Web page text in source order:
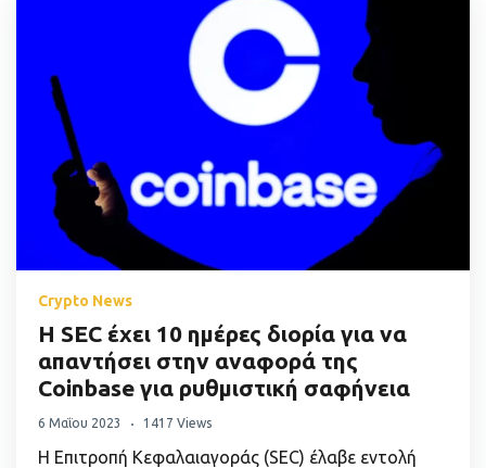
Crypto News
Η SEC έχει 10 ημέρες διορία για να
απαντήσει στην αναφορά της
Coinbase για ρυθμιστική σαφήνεια
6 Μαΐου 2023 1417 Views
Η Επιτροπή Κεφαλαιαγοράς (SEC) έλαβε εντολή